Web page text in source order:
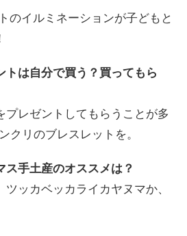
のイルミネーションが子どもと
トは自分で買う？買ってもら
プレゼントしてもらうことが多
クリのブレスレットを。
ス手土産のオススメは？
ッカベッカライカヤヌマか、